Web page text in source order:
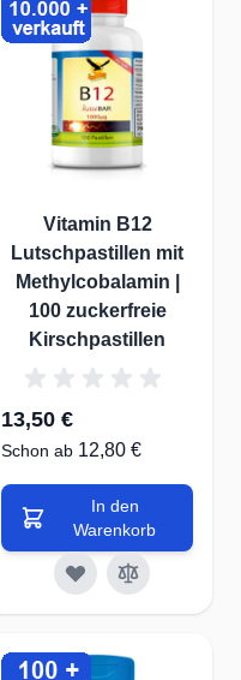
Vitamin B12
Lutschpastillen mit
Methylcobalamin |
100 zuckerfreie
Kirschpastillen
13,50 €
Schon ab 12,80 €
In den
Warenkorb